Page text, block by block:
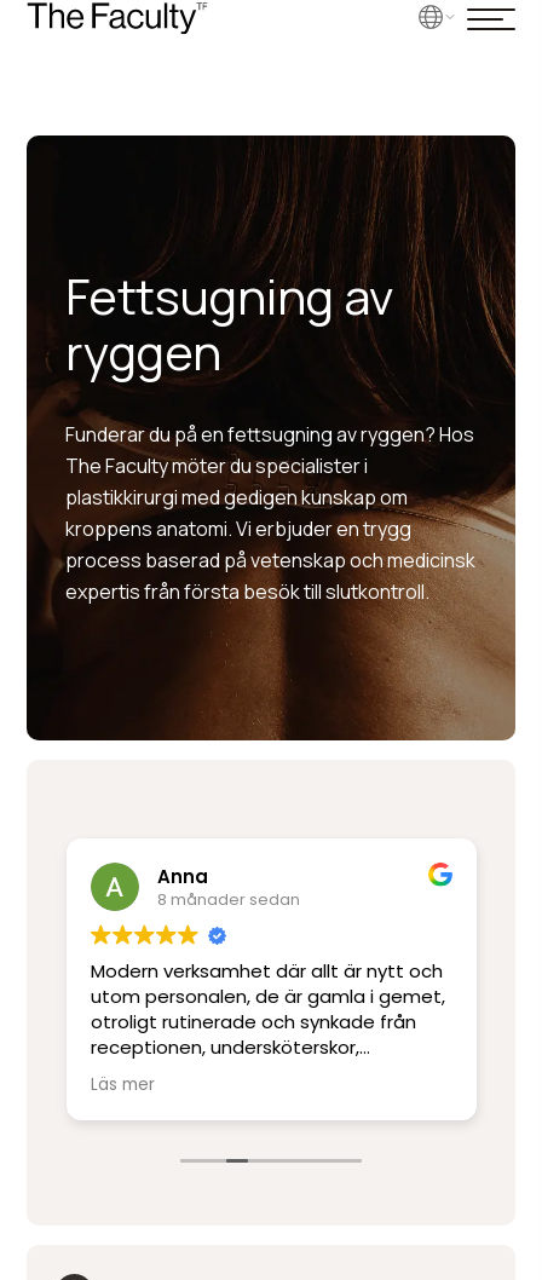
Fettsugning av
ryggen
Funderar du på en fettsugning av ryggen? Hos
The Faculty möter du specialister i
plastikkirurgi med gedigen kunskap om
kroppens anatomi. Vi erbjuder en trygg
process baserad på vetenskap och medicinsk
expertis från första besök till slutkontroll.
Anna
8 månader sedan
Modern verksamhet där allt är nytt och
utom personalen, de är gamla i gemet,
otroligt rutinerade och synkade från
receptionen, undersköterskor,
sjuksköterskor, narkospersonal och
kirurger. Inga frågor är dumma, och
smärtlindringen har de stenkoll på. När
Läs mer